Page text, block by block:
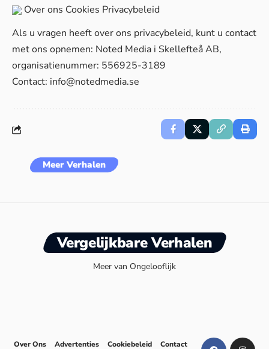
Over ons Cookies Privacybeleid
Als u vragen heeft over ons privacybeleid, kunt u contact
met ons opnemen: Noted Media i Skellefteå AB,
organisatienummer: 556925-3189
Contact: info@notedmedia.se
Meer Verhalen
Vergelijkbare Verhalen
Meer van Ongelooflijk
Over Ons Advertenties Cookiebeleid Contact